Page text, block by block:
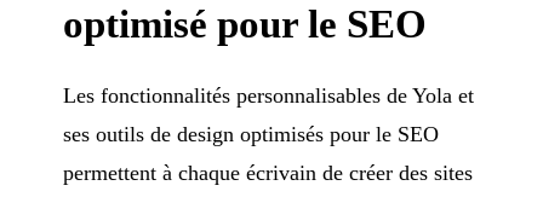
optimisé pour le SEO
Les fonctionnalités personnalisables de Yola et
ses outils de design optimisés pour le SEO
permettent à chaque écrivain de créer des sites